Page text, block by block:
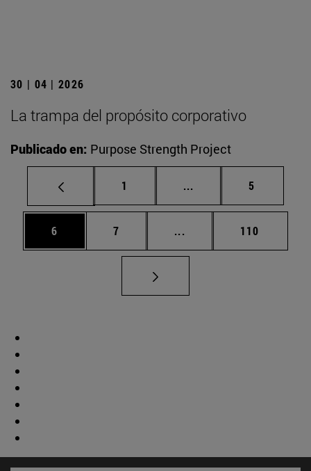
30 | 04 | 2026
La trampa del propósito corporativo
Publicado en: Purpose Strength Project
Página
1 ... Páginas intermedias
Página
5
Página
6 Página
7 ... Páginas intermedias
Página
110